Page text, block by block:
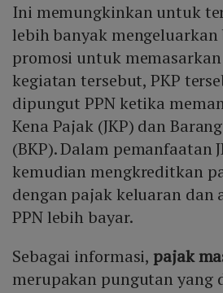
Ini memungkinkan untuk
lebih banyak
promosi untuk
kegiatan tersebut, PKP
dipungut PPN ketika
Kena Pajak (JKP) dan
(BKP). Dalam pemanfaatan
kemudian mengkreditkan
dengan pajak keluaran dan
PPN lebih bayar.
Sebagai informasi,pajak
merupakan pungutan yang